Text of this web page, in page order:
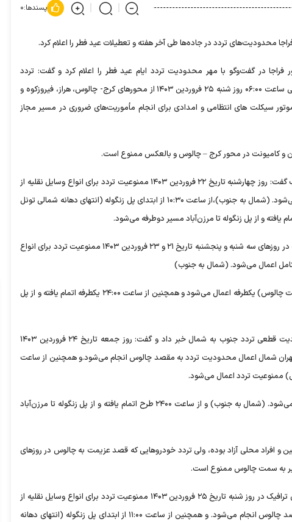
پسندها:۰
محدودیت‌های تردد در جاده‌ها طی آخر هفته و تعطیلات عید فطر را اعلام کرد.
در گفت‌وگو با مهر محدودیت تردد ایام عید فطر را اعلام کرد و گفت: تردد
موتورسیکلت از ساعت ۱۲:۰۰ ظهر روز سه شنبه مورخ ۲۱ فروردین ۱۴۰۳ الی ساعت ۰۶:۰۰ روز شنبه ۲۵ فروردین ۱۴۰۳ از محورهای کرج- چالوس، هراز، فیروزکوه و
سیکلت های انتظامی و امدادی برای انجام مأموریت‌های ضروری در مسیر مجاز
و کامیونت در محور کرج – چالوس و بالعکس ممنوع است.
سرهنگ شیرانی در خصوص اعمال محدودیت قطعی تردد شمال به جنوب گفت: روز چهارشنبه تاریخ ۲۲ فروردین ۱۴۰۳ ممنوعیت تردد برای انواع وسایل نقلیه از
ساعت ۰۸۳۰ از مرزن‌آباد به سمت تهران انسداد به صورت کامل اعمال می‌شود. (شمال به جنوب)،از ساعت ۱۰:۳۰ از ابتدای پل زنگوله (انتهای دهانه شمالی تونل
وی ادامه داد: پیش بینی محدودیت تردد در صورت پرحجم بودن ترافیک در روزهای سه شنبه و پنجشنبه تاریخ ۲۱ و ۲۳ فروردین ۱۴۰۳ ممنوعیت تردد برای انواع
از ساعت ۱۲۰۰ از ابتدای پل زنگوله (انتهای دهانه شمالی تونل البرز به سمت چالوس) یکطرفه اعمال می‌شود و همچنین از ساعت ۲۴:۰۰ یکطرفه اتمام یافته و از پل
رئیس مرکز اطلاعات و کنترل ترافیک پلیس راهور فراجا از اعمال محدودیت قطعی تردد جنوب به شمال خبر داد و گفت: روز جمعه تاریخ ۲۴ فروردین ۱۴۰۳
نقلیه از ساعت ۰۸:۳۰ از ابتدای آزادراه تهران شمال اعمال محدودیت تردد به مقصد چالوس انجام می‌شود.و همچنین از ساعت
وی ادامه داد: از ساعت ۱۱:۳۰ از مرزن‌آباد به سمت تهران یکطرفه اعمال می‌شود. (شمال به جنوب) و از ساعت ۲۴۰۰ طرح اتمام یافته و از پل زنگوله تا مرزن‌آباد
و افراد محلی آزاد بوده، ولی تردد خودروهایی که قصد عزیمت به چالوس در روزهای
سرهنگ شیرانی گفت: پیش بینی محدودیت تردد در صورت پرحجم بودن ترافیک در روز شنبه تاریخ ۲۵ فروردین ۱۴۰۳ ممنوعیت تردد برای انواع وسایل نقلیه از
ساعت ۱۰:۰۰ از ابتدای آزادراه تهران شمال اعمال محدودیت تردد به مقصد چالوس انجام می‌شود. و همچنین از ساعت ۱۱:۰۰ از ابتدای پل زنگوله (انتهای دهانه